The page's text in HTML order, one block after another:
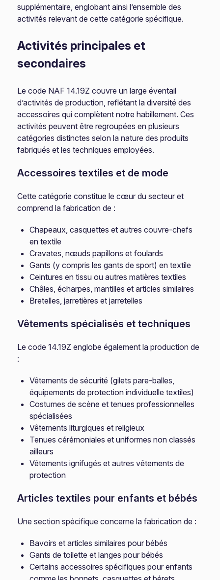
supplémentaire, englobant ainsi l’ensemble des
activités relevant de cette catégorie spécifique.
Activités principales et
secondaires
Le code NAF 14.19Z couvre un large éventail
d’activités de production, reflétant la diversité des
accessoires qui complètent notre habillement. Ces
activités peuvent être regroupées en plusieurs
catégories distinctes selon la nature des produits
fabriqués et les techniques employées.
Accessoires textiles et de mode
Cette catégorie constitue le cœur du secteur et
comprend la fabrication de :
Chapeaux, casquettes et autres couvre-chefs
en textile
Cravates, nœuds papillons et foulards
Gants (y compris les gants de sport) en textile
Ceintures en tissu ou autres matières textiles
Châles, écharpes, mantilles et articles similaires
Bretelles, jarretières et jarretelles
Vêtements spécialisés et techniques
Le code 14.19Z englobe également la production de
:
Vêtements de sécurité (gilets pare-balles,
équipements de protection individuelle textiles)
Costumes de scène et tenues professionnelles
spécialisées
Vêtements liturgiques et religieux
Tenues cérémoniales et uniformes non classés
ailleurs
Vêtements ignifugés et autres vêtements de
protection
Articles textiles pour enfants et bébés
Une section spécifique concerne la fabrication de :
Bavoirs et articles similaires pour bébés
Gants de toilette et langes pour bébés
Certains accessoires spécifiques pour enfants